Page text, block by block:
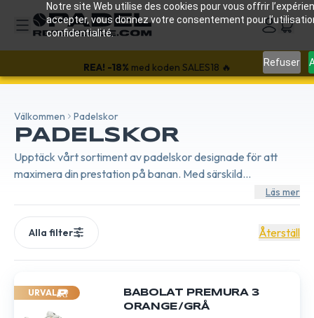
Notre site Web utilise des cookies pour vous offrir
accepter, vous donnez votre consentement pour
confidentialité.
Refuser
REA! -18% med koden SALES18 🔥
Välkommen Padelskor
PADELSKOR
Upptäck vårt sortiment av padelskor designade för att
maximera din prestation på banan. Med särskild
uppmärksamhet på stabilitet, komfort och hållbarhet
erbjuder våra skor det stöd som krävs för snabba och
precisa rörelser. Perfekta för alla spelarnivåer ger de
utmärkt grepp på alla underlag.
Läs mer
URVAL
BABOLAT PREMURA 3
ORANGE/GRÅ
Alla filter Återställ